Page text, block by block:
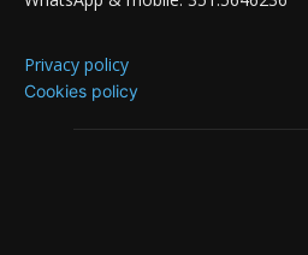
Privacy policy
Cookies policy